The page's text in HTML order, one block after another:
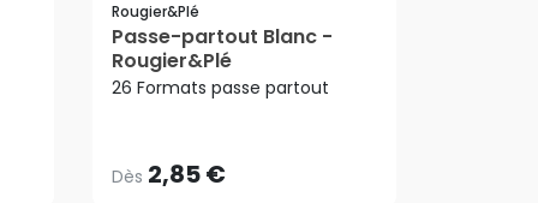
Rougier&plé
Passe-partout Blanc -
Rougier&Plé
26 Formats passe partout
Dès 2,85 €
Dès2,85 €